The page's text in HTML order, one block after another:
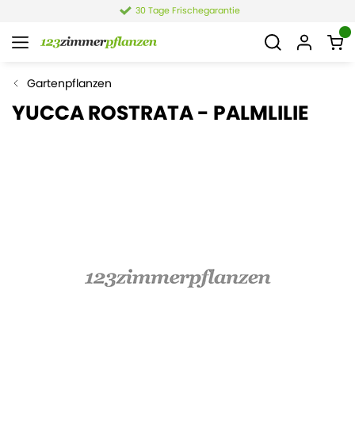
30 Tage Frischegarantie
Gartenpflanzen
YUCCA ROSTRATA - PALMLILIE